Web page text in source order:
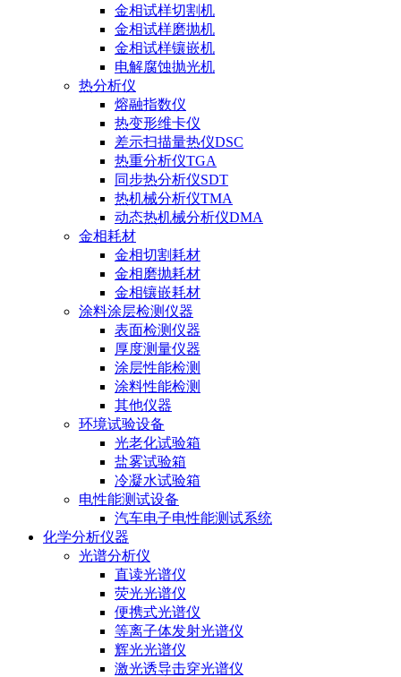
金相试样切割机
金相试样磨抛机
金相试样镶嵌机
电解腐蚀抛光机
热分析仪
熔融指数仪
热变形维卡仪
差示扫描量热仪DSC
热重分析仪TGA
同步热分析仪SDT
热机械分析仪TMA
动态热机械分析仪DMA
金相耗材
金相切割耗材
金相磨抛耗材
金相镶嵌耗材
涂料涂层检测仪器
表面检测仪器
厚度测量仪器
涂层性能检测
涂料性能检测
其他仪器
环境试验设备
光老化试验箱
盐雾试验箱
冷凝水试验箱
电性能测试设备
汽车电子电性能测试系统
化学分析仪器
光谱分析仪
直读光谱仪
荧光光谱仪
便携式光谱仪
等离子体发射光谱仪
辉光光谱仪
激光诱导击穿光谱仪